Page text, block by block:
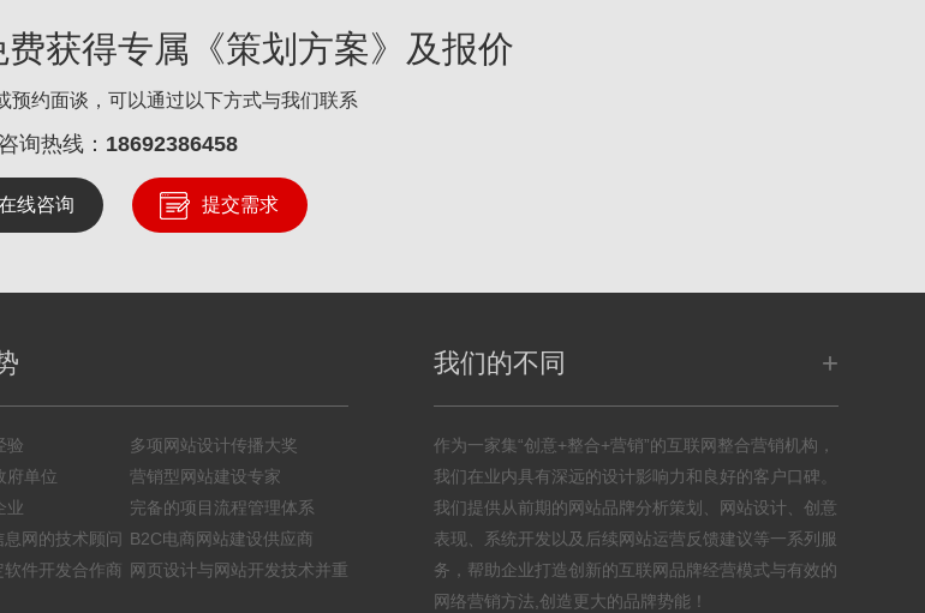
获得专属《策划方案》及报价
预约面谈，可以通过以下方式与我们联系
咨询热线： 18692386458
线咨询 提交需求
验
府单位
业
网的技术顾问
件开发合作商
多项网站设计传播大奖
营销型网站建设专家
完备的项目流程管理体系
B2C电商网站建设供应商
网页设计与网站开发技术并重
我们的不同 +
作为一家集“创意+整合+营销”的互联网整合营销机构，
我们在业内具有深远的设计影响力和良好的客户口碑。
我们提供从前期的网站品牌分析策划、网站设计、创意
表现、系统开发以及后续网站运营反馈建议等一系列服
务，帮助企业打造创新的互联网品牌经营模式与有效的
网络营销方法,创造更大的品牌势能！